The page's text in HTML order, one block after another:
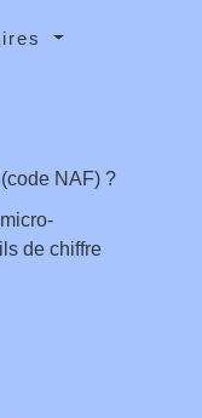
NAF) ?
de chiffre